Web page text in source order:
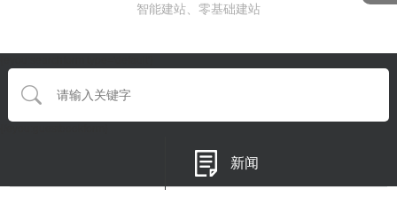
智能建站、零基础建站
新闻